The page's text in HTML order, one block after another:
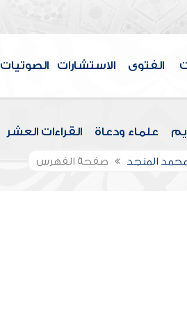
الفتوى الاستشارات الصوتيات
علماء ودعاة القراءات العشر
المنجد صفحة الفهرس